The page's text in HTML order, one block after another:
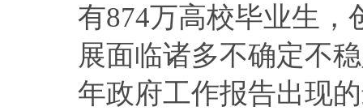
有874万高校毕业生，
展面临诸多不确定不
年政府工作报告出现